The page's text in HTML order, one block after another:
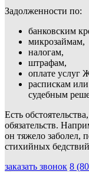
Задолженности по:
банковским
микрозаймам,
налогам,
штрафам,
оплате услуг
распискам
судебным
Есть
обязательств.
он тяжело заболел,
стихийных
заказать звонок 8